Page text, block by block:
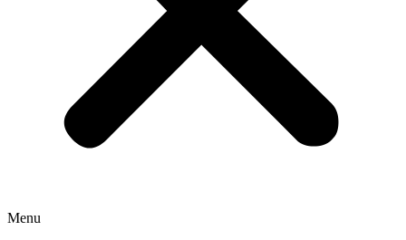
Menu